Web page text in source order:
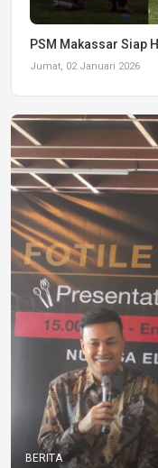
PSM Makassar Siap
Jumat, 02 Januari 2026
BERITA